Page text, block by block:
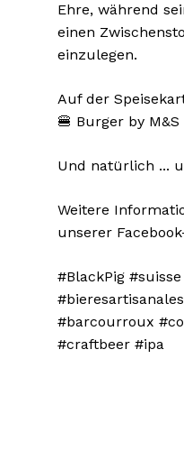
Ehre, während
einen
einzulegen.
Auf der
🍔 Burger by M&S
Und natürlich ...
Weitere
unserer
#BlackPig
#barcourroux
#craftbeer #ipa